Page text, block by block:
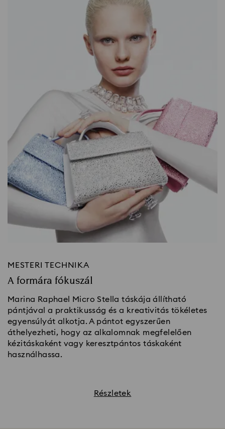
MESTERI TECHNIKA
A formára fókuszál
Marina Raphael Micro Stella táskája állítható
pántjával a praktikusság és a kreativitás tökéletes
egyensúlyát alkotja. A pántot egyszerűen
áthelyezheti, hogy az alkalomnak megfelelően
kézitáskaként vagy keresztpántos táskaként
használhassa.
Részletek